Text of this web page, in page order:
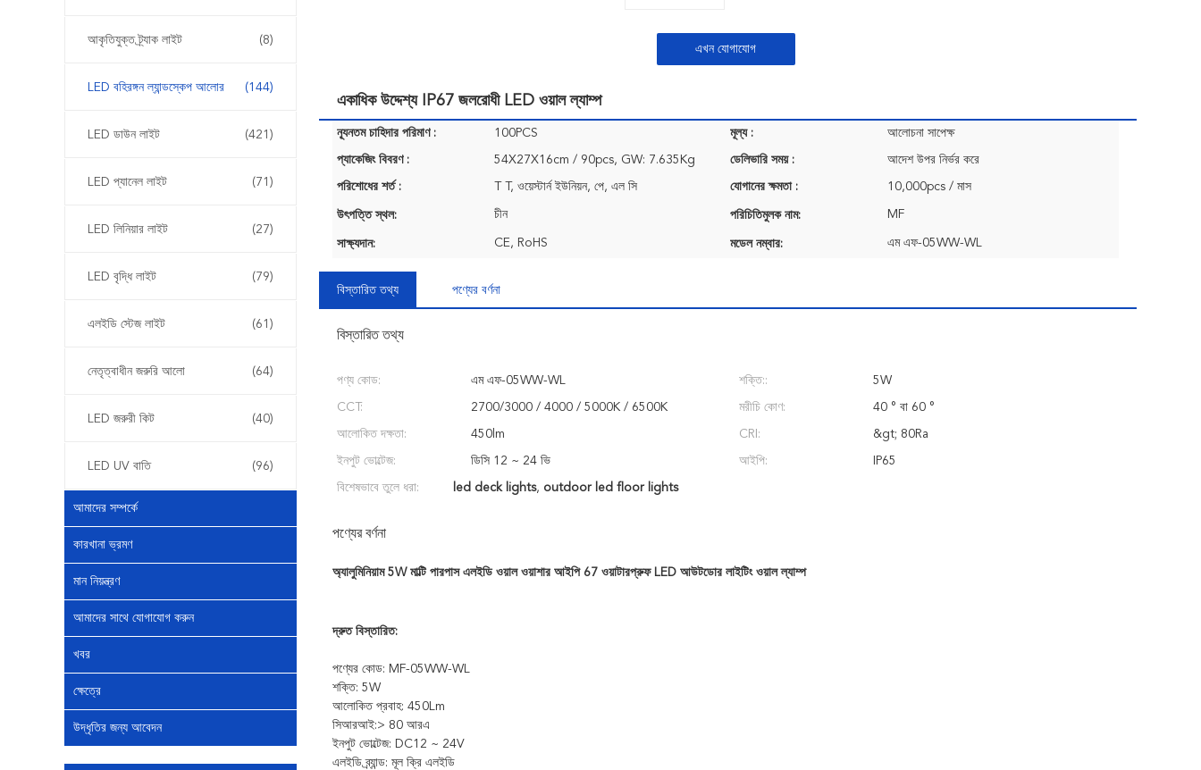
আকৃতিযুক্ত ট্র্যাক লাইট (8)
LED বহিরঙ্গন ল্যান্ডস্কেপ আলোর (144)
LED ডাউন লাইট (421)
LED প্যানেল লাইট (71)
LED লিনিয়ার লাইট (27)
LED বৃদ্ধি লাইট (79)
এলইডি স্টেজ লাইট (61)
নেতৃত্বাধীন জরুরি আলো (64)
LED জরুরী কিট (40)
LED UV বাতি (96)
আমাদের সম্পর্কে
কারখানা ভ্রমণ
মান নিয়ন্ত্রণ
আমাদের সাথে যোগাযোগ করুন
খবর
ক্ষেত্রে
উদ্ধৃতির জন্য আবেদন
এখন যোগাযোগ
একাধিক উদ্দেশ্য IP67 জলরোধী LED ওয়াল ল্যাম্প
ন্যূনতম চাহিদার পরিমাণ : 100PCS মূল্য : আলোচনা সাপেক্ষ
প্যাকেজিং বিবরণ : 54X27X16cm / 90pcs, GW: 7.635Kg ডেলিভারি সময় : আদেশ উপর নির্ভর করে
পরিশোধের শর্ত : T T, ওয়েস্টার্ন ইউনিয়ন, পে, এল সি যোগানের ক্ষমতা : 10,000pcs / মাস
উৎপত্তি স্থল: চীন পরিচিতিমুলক নাম: MF
সাক্ষ্যদান: CE, RoHS মডেল নম্বার: এম এফ-05WW-WL
বিস্তারিত তথ্য পণ্যের বর্ণনা
বিস্তারিত তথ্য
পণ্য কোড: এম এফ-05WW-WL শক্তি:: 5W
CCT: 2700/3000 / 4000 / 5000K / 6500K মরীচি কোণ: 40 ° বা 60 °
আলোকিত দক্ষতা: 450lm CRI: &gt; 80Ra
ইনপুট ভোল্টেজ: ডিসি 12 ~ 24 ভি আইপি: IP65
বিশেষভাবে তুলে ধরা: led deck lights, outdoor led floor lights
পণ্যের বর্ণনা
অ্যালুমিনিয়াম 5W মাল্টি পারপাস এলইডি ওয়াল ওয়াশার আইপি 67 ওয়াটারপ্রুফ LED আউটডোর লাইটিং ওয়াল ল্যাম্প
দ্রুত বিস্তারিত:
পণ্যের কোড: MF-05WW-WL
শক্তি: 5W
আলোকিত প্রবাহ: 450Lm
সিআরআই:> 80 আরএ
ইনপুট ভোল্টেজ: DC12 ~ 24V
এলইডি ব্র্যান্ড: মূল ক্রি এলইডি